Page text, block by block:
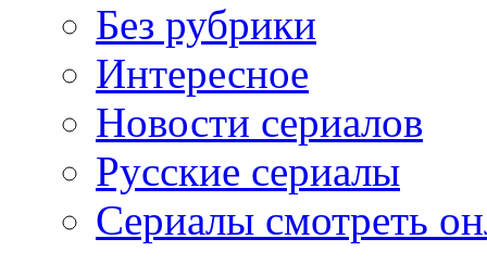
Без рубрики
Интересное
Новости сериалов
Русские сериалы
Сериалы смотреть